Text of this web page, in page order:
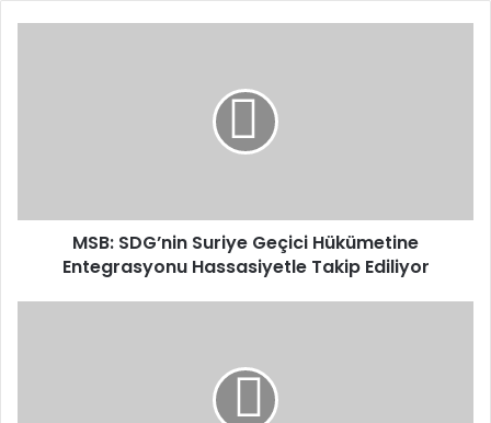
Ediliyor
MSB: SDG’nin Suriye Geçici Hükümetine
Entegrasyonu Hassasiyetle Takip Ediliyor